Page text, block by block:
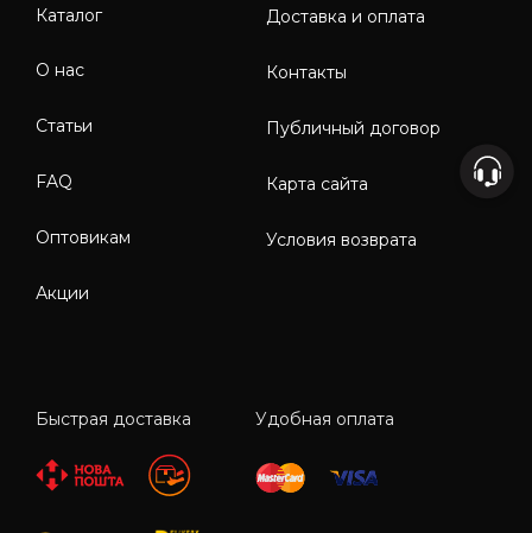
Каталог
О нас
Статьи
FAQ
Оптовикам
Акции
Доставка и оплата
Контакты
Публичный договор
Карта сайта
Условия возврата
Быстрая доставка Удобная оплата